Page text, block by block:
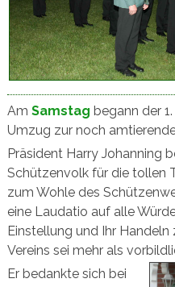
Am Samstag begann der
Umzug zur noch
Präsident Harry Johanning
Schützenvolk für die tollen
zum Wohle des
eine Laudatio auf alle
Einstellung und Ihr
Vereins sei mehr als
Er bedankte sich bei